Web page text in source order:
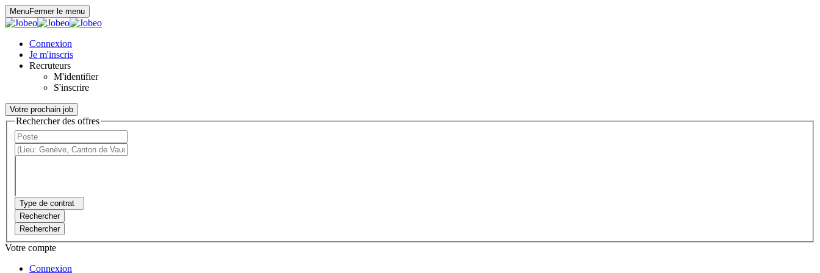
MenuFermer le menu
Connexion
Je m'inscris
Recruteurs
M'identifier
S'inscrire
Votre prochain job
Rechercher des offres
Type de contrat
Rechercher
Rechercher
Votre compte
Connexion
Panneau de gestion des cookies